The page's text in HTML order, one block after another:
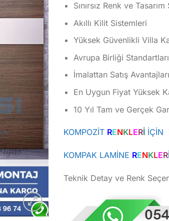
Sınırsız Renk ve
Akıllı Kilit Sistemleri
Yüksek Güvenlikli Villa
Avrupa Birliği
İmalattan Satış Avantajları
En Uygun Fiyat Yüksek
10 Yıl Tam ve Gerçek
KOMPOZİT RENKLERİİÇİN
KOMPAK LAMİNE RENKLER
Teknik Detay ve Renk